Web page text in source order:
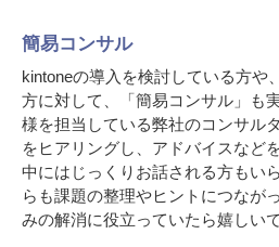
簡易コンサル
kintoneの導入を検討している方や
方に対して、「簡易コンサル」も
様を担当している弊社のコンサル
をヒアリングし、アドバイスなど
中にはじっくりお話される方もい
らも課題の整理やヒントにつなが
みの解消に役立っていたら嬉しいで